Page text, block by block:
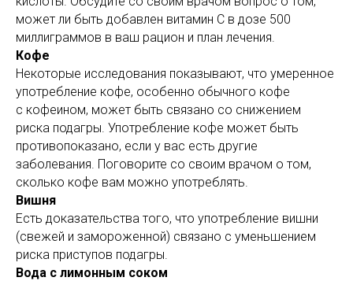
может ли быть добавлен витамин С в дозе 500
миллиграммов в ваш рацион и план лечения.
Кофе
Некоторые исследования показывают, что умеренное
употребление кофе, особенно обычного кофе
с кофеином, может быть связано со снижением
риска подагры. Употребление кофе может быть
противопоказано, если у вас есть другие
заболевания. Поговорите со своим врачом о том,
сколько кофе вам можно употреблять.
Вишня
Есть доказательства того, что употребление вишни
(свежей и замороженной) связано с уменьшением
риска приступов подагры.
Вода с лимонным соком